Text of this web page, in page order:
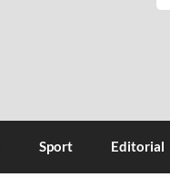
Sport Editorial